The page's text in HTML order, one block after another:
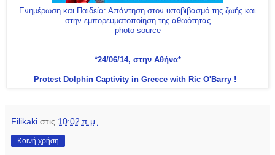
Ενημέρωση και Παιδεία: Απάντηση στον υποβιβασμό της ζωής και
στην εμπορευματοποίηση της αθωότητας
photo source
*24/06/14, στην Αθήνα*
Protest Dolphin Captivity in Greece with Ric O'Barry !
Filikaki στις 10:02 π.μ.
Κοινή χρήση